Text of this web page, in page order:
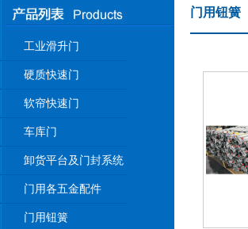
工业滑升门
硬质快速门
软帘快速门
车库门
卸货平台及门封系统
门用各五金配件
门用钮簧
门用钮簧